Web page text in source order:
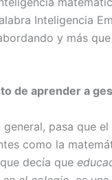
Inteligencia
y más
de aprender a
pasa que
como la
decía que